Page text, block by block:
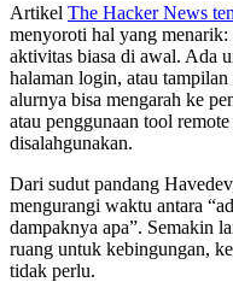
Artikel The Hacker News
menyoroti hal yang
aktivitas biasa di awal. Ada
halaman login, atau
alurnya bisa mengarah ke
atau penggunaan tool
disalahgunakan.
Dari sudut pandang
mengurangi waktu antara
dampaknya apa”. Semakin
ruang untuk kebingungan,
tidak perlu.